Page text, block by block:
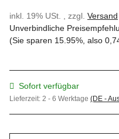
inkl. 19% USt. , zzgl. Versand
Unverbindliche
(Sie sparen 15.95% , also
Sofort verfügbar
Lieferzeit: 2 - 6 Werktage (DE -